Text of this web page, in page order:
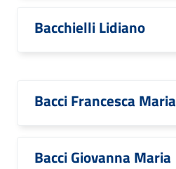
Bacchielli Lidiano
Bacci Francesca Maria
Bacci Giovanna Maria